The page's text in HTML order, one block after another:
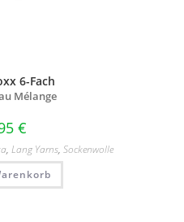
6-Fach
Mélange
€
, Lang Yarns, Sockenwolle